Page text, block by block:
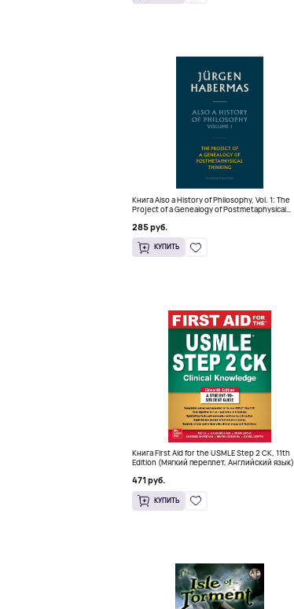
Книга Also a History of Philosophy, Vol. 1: The
Project of a Genealogy of Postmetaphysical
285 руб.
КУПИТЬ
Книга First Aid for the USMLE Step 2 CK, 11th
Edition (Мягкий переплет, Английский язык)
471 руб.
КУПИТЬ